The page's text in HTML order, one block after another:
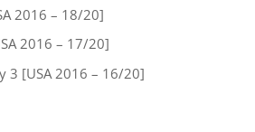
2016 – 18/20]
2016 – 17/20]
3 [USA 2016 – 16/20]